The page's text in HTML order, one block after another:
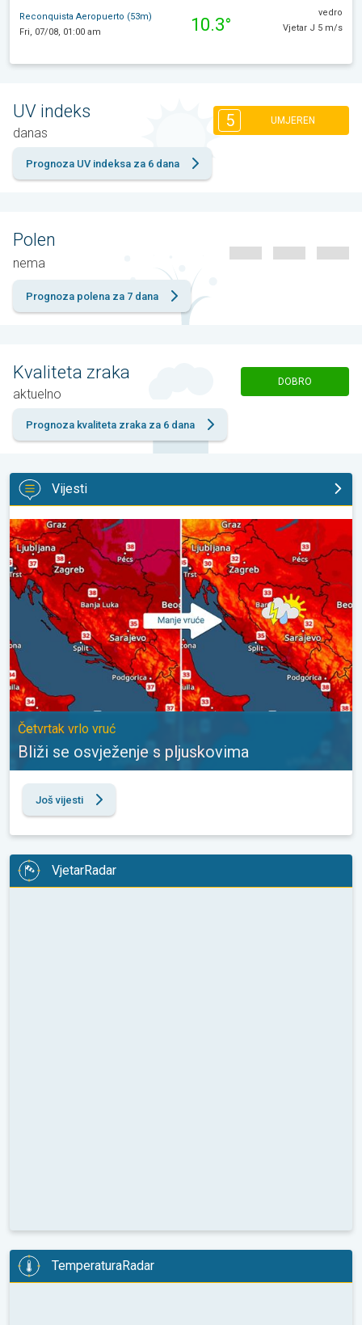
Reconquista Aeropuerto (53m)
Fri, 07/08, 01:00 am
10.3°
vedro
Vjetar J 5 m/s
UV indeks
danas
5 UMJEREN
Prognoza UV indeksa za 6 dana
Polen
nema
Prognoza polena za 7 dana
Kvaliteta zraka
aktuelno
DOBRO
Prognoza kvaliteta zraka za 6 dana
Vijesti
Bliži se osvježenje s pljuskovima. Četvrtak vrlo vruć. . .
Četvrtak vrlo vruć
Bliži se osvježenje s pljuskovima
Još vijesti
VjetarRadar
TemperaturaRadar